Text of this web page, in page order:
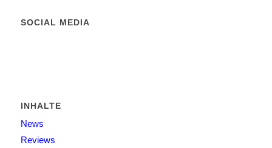
SOCIAL MEDIA
INHALTE
News
Reviews